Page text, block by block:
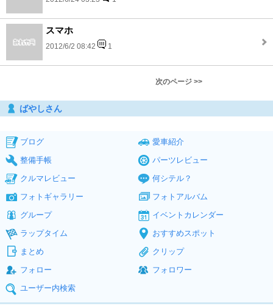
スマホ
2012/6/2 08:42 1
次のページ >>
ばやしさん
ブログ
愛車紹介
整備手帳
パーツレビュー
クルマレビュー
何シテル？
フォトギャラリー
フォトアルバム
グループ
イベントカレンダー
ラップタイム
おすすめスポット
まとめ
クリップ
フォロー
フォロワー
ユーザー内検索